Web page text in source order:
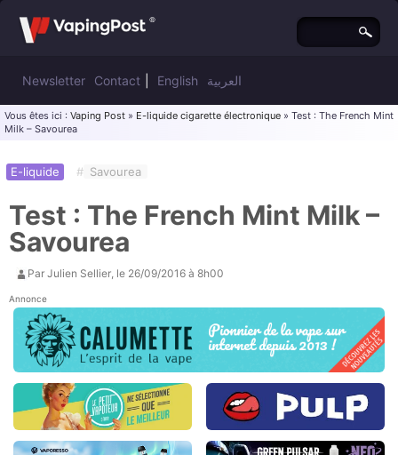
Newsletter Contact English العربية
Vous êtes ici : Vaping Post » E-liquide cigarette électronique » Test : The French Mint
Milk – Savourea
Test : The French Mint Milk –
Savourea
E-liquide # Savourea
Par Julien Sellier, le 26/09/2016 à 8h00
Annonce